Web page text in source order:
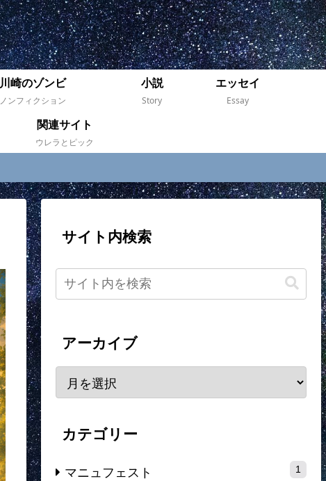
川崎のゾンビ
ノンフィクション
小説
Story
エッセイ
Essay
関連サイト
ウレラとピック
サイト内検索
アーカイブ
カテゴリー
マニュフェスト 1